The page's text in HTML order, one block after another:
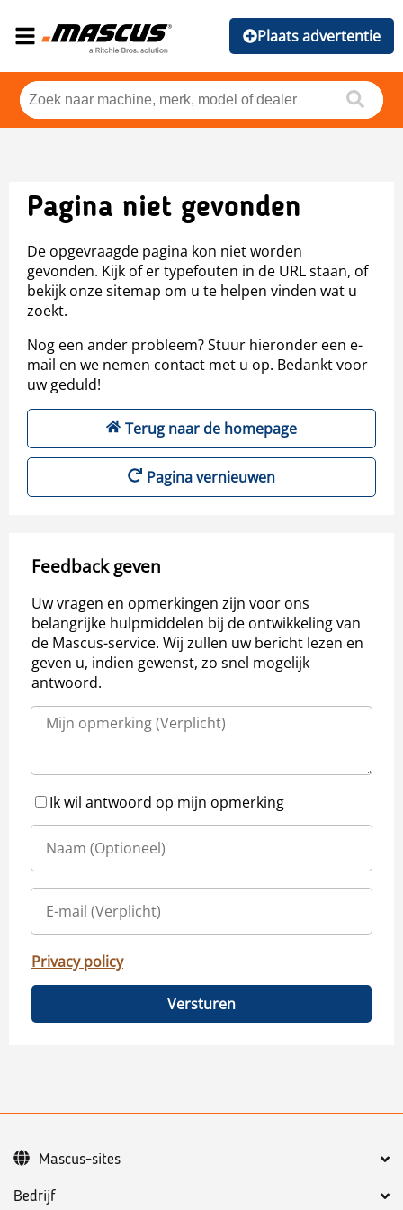
Plaats advertentie
Pagina niet gevonden
De opgevraagde pagina kon niet worden
gevonden. Kijk of er typefouten in de URL staan, of
bekijk onze sitemap om u te helpen vinden wat u
zoekt.
Nog een ander probleem? Stuur hieronder een e-
mail en we nemen contact met u op. Bedankt voor
uw geduld!
Terug naar de homepage
Pagina vernieuwen
Feedback geven
Uw vragen en opmerkingen zijn voor ons
belangrijke hulpmiddelen bij de ontwikkeling van
de Mascus-service. Wij zullen uw bericht lezen en
geven u, indien gewenst, zo snel mogelijk
antwoord.
Ik wil antwoord op mijn opmerking
Privacy policy
Versturen
Bedrijf
Mascus-sites